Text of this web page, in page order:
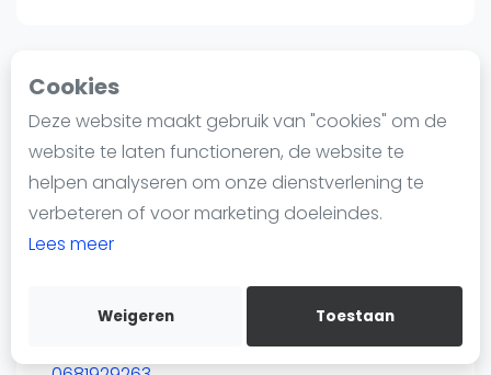
Cookies
Deze website maakt gebruik van "cookies" om de
website te laten functioneren, de website te
helpen analyseren om onze dienstverlening te
verbeteren of voor marketing doeleindes.
Lees meer
Weigeren Toestaan
Informatie
Over ons
Contact
Adverteren
Insights
WhatsApp
Join WhatsApp Community
Toernooi
T.C. Enschede Zuid | Enschede
Geessinkweg 154
7544 RB Enschede
Routebeschrijving
Diane Schenkeveld
padel@tezenschede.nl